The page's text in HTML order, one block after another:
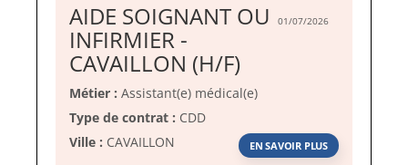
01/07/2026
AIDE SOIGNANT OU
INFIRMIER -
CAVAILLON (H/F)
fenêtre)
Métier : Assistant(e) médical(e)
Type de contrat : CDD
Ville : CAVAILLON EN SAVOIR PLUS